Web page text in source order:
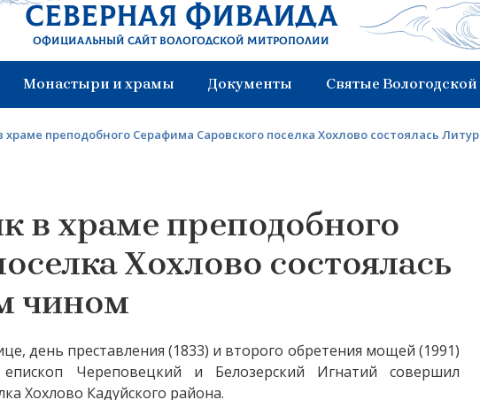
Северная Фиваида
Официальный сайт Вологодской митрополии
Монастыри и храмы Документы Святые
преподобного Серафима Саровского поселка Хохлово состоялась
в храме преподобного
Хохлово состоялась
чином
день преставления (1833) и второго обретения мощей (1991)
Череповецкий и Белозерский Игнатий совершил
Хохлово Кадуйского района.